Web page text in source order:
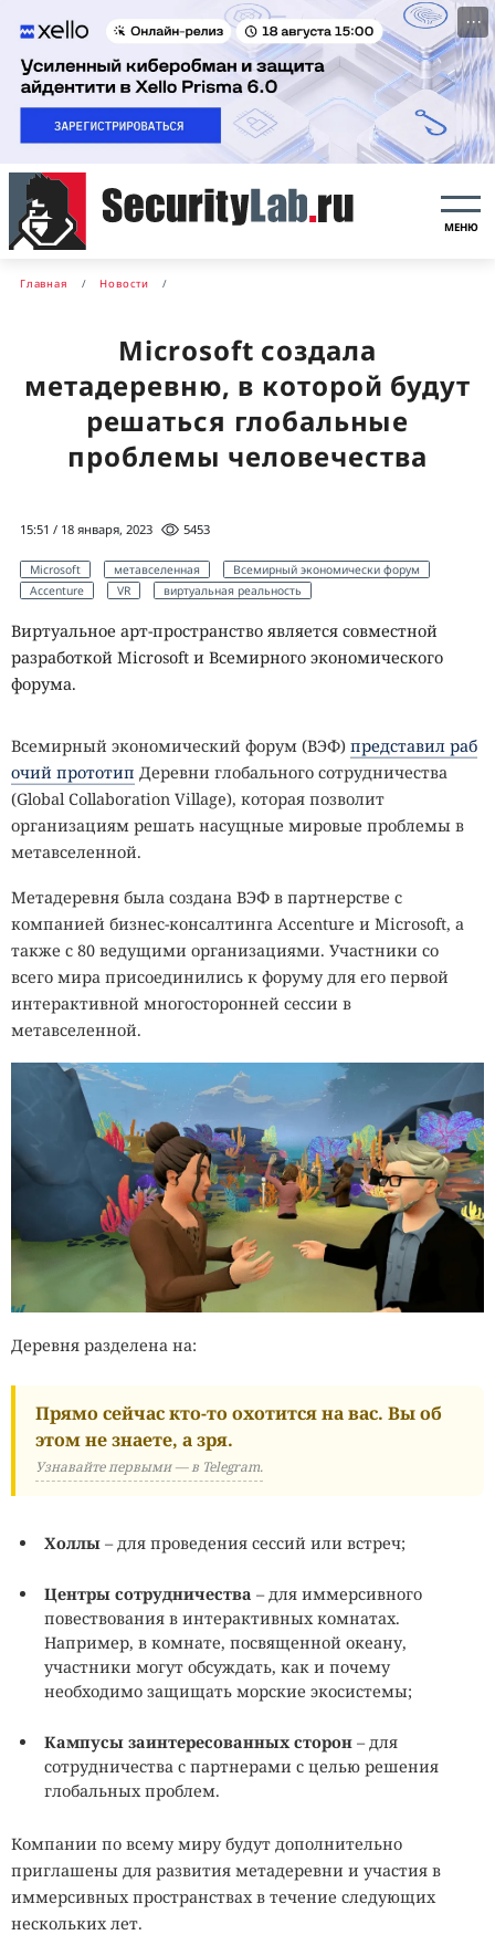
···
МЕНЮ
Главная Новости
Microsoft создала
метадеревню, в которой будут
решаться глобальные
проблемы человечества
15:51 / 18 января, 2023 5453
Microsoft метавселенная
Всемирный экономически форум
Accenture
VR виртуальная реальность
Виртуальное арт-пространство является совместной
разработкой Microsoft и Всемирного экономического
форума.
Всемирный экономический форум (ВЭФ) представил раб
очий прототип Деревни глобального сотрудничества
(Global Collaboration Village), которая позволит
организациям решать насущные мировые проблемы в
метавселенной.
Метадеревня была создана ВЭФ в партнерстве с
компанией бизнес-консалтинга Accenture и Microsoft, а
также с 80 ведущими организациями. Участники со
всего мира присоединились к форуму для его первой
интерактивной многосторонней сессии в
метавселенной.
Деревня разделена на:
Прямо сейчас кто-то охотится на вас. Вы об
этом не знаете, а зря.
Узнавайте первыми — в Telegram.
Холлы – для проведения сессий или встреч;
Центры сотрудничества – для иммерсивного
повествования в интерактивных комнатах.
Например, в комнате, посвященной океану,
участники могут обсуждать, как и почему
необходимо защищать морские экосистемы;
Кампусы заинтересованных сторон – для
сотрудничества с партнерами с целью решения
глобальных проблем.
Компании по всему миру будут дополнительно
приглашены для развития метадеревни и участия в
иммерсивных пространствах в течение следующих
нескольких лет.